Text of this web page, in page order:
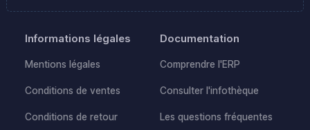
Informations légales
Mentions légales
Conditions de ventes
Conditions de retour
Documentation
Comprendre l'ERP
Consulter l'infothèque
Les questions fréquentes